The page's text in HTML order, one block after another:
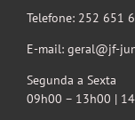
Telefone: 252 651
E-mail: geral@jf-
Segunda a Sexta
09h00 – 13h00 |